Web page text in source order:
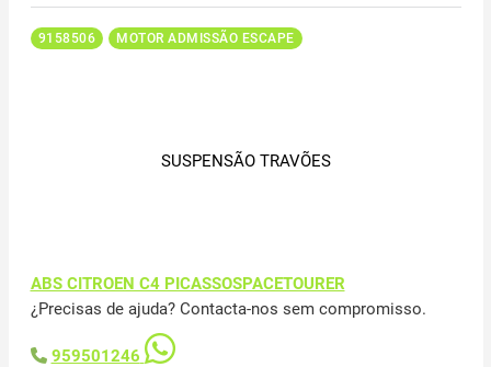
9158506 MOTOR ADMISSÃO ESCAPE
SUSPENSÃO TRAVÕES
ABS CITROEN C4 PICASSOSPACETOURER
¿Precisas de ajuda? Contacta-nos sem compromisso.
959501246